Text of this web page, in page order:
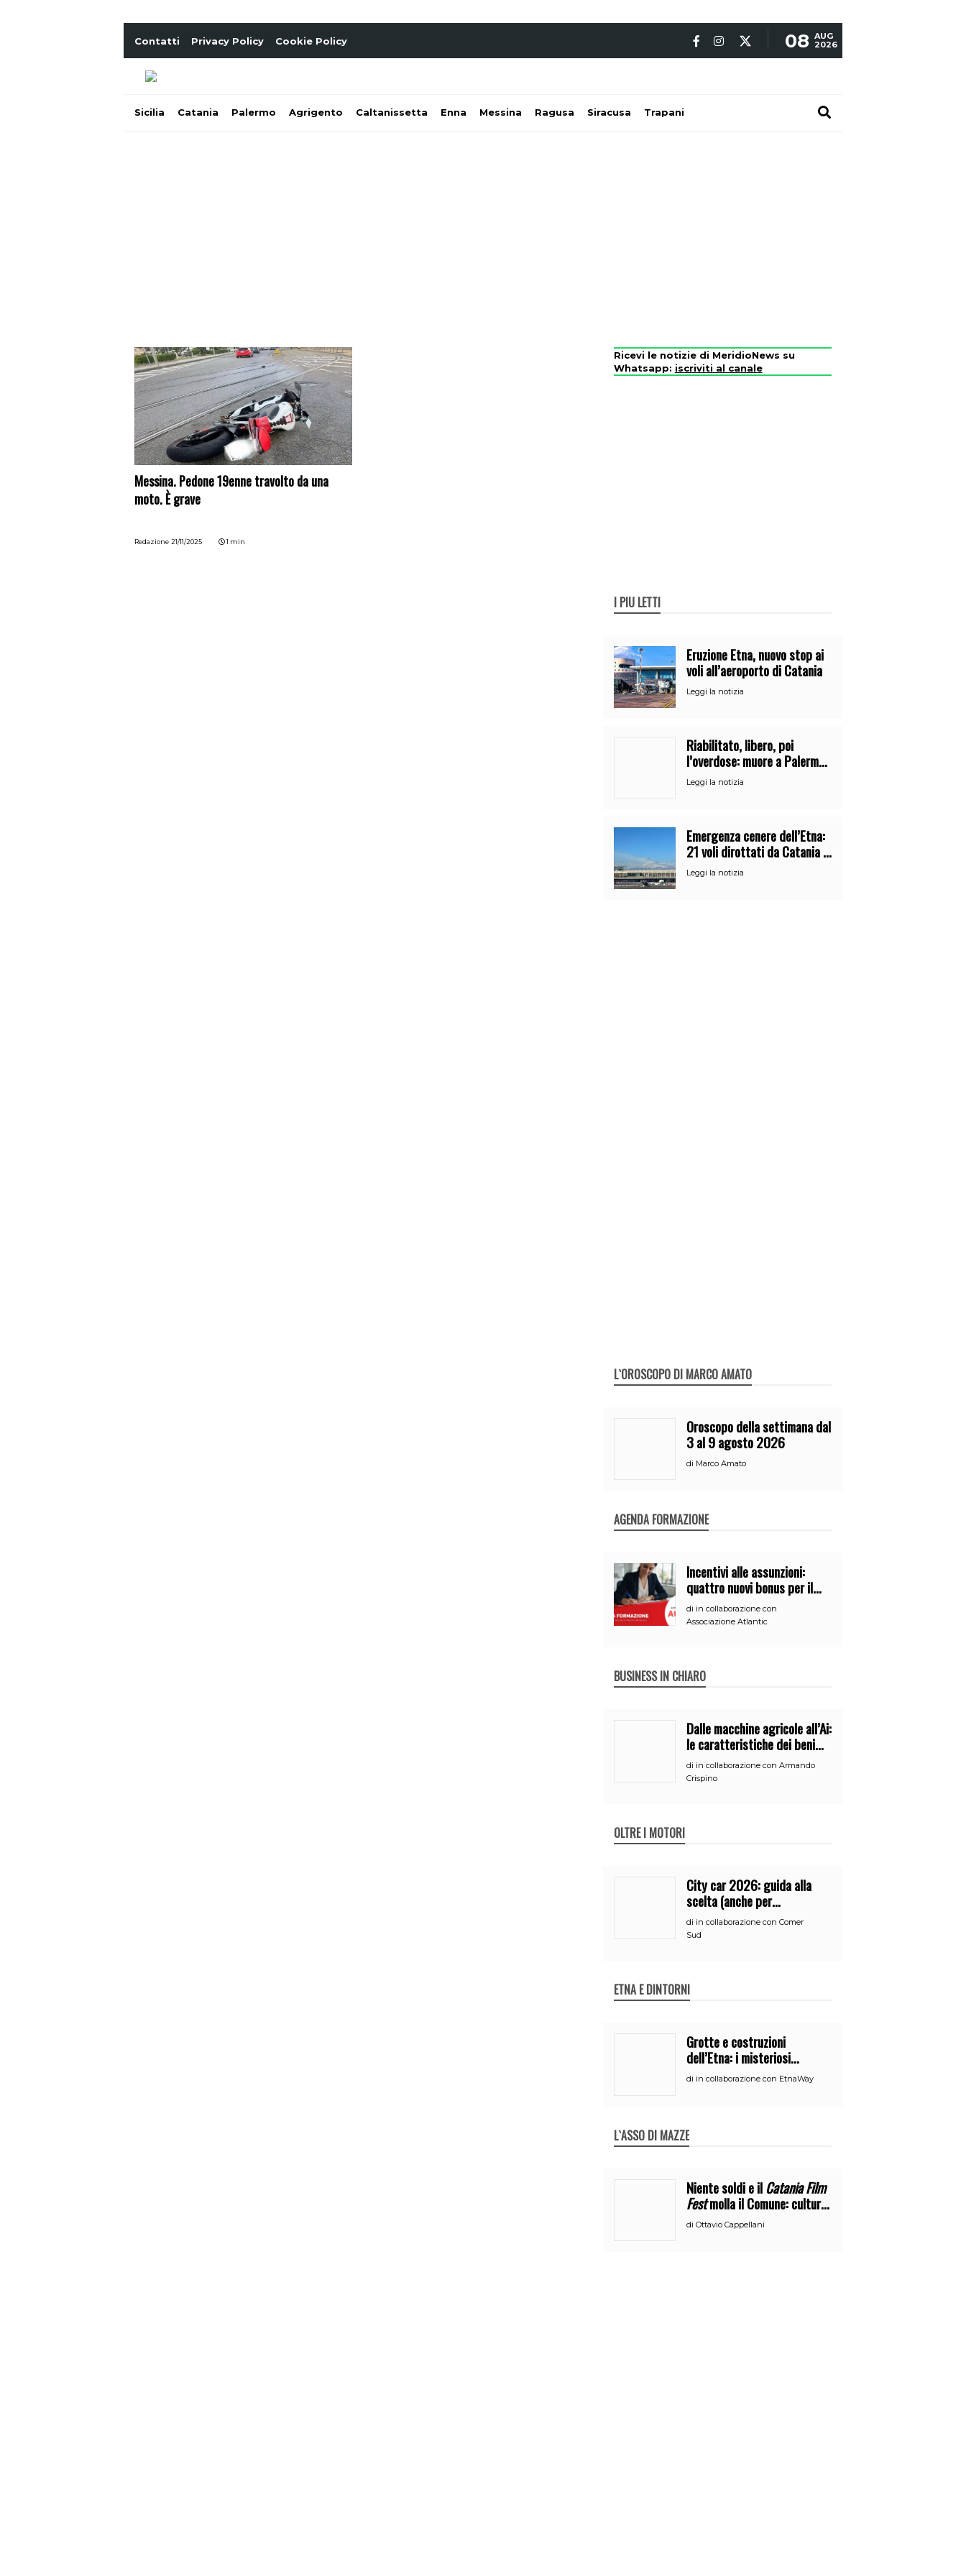
Contatti Privacy Policy Cookie Policy 08 AUG
2026
Sicilia Catania Palermo Agrigento Caltanissetta Enna Messina Ragusa Siracusa Trapani
Messina. Pedone 19enne travolto da una
moto. È grave
Redazione 21/11/2025 1 min
Ricevi le notizie di MeridioNews su
Whatsapp: iscriviti al canale
I PIÙ LETTI
Eruzione Etna, nuovo stop ai
voli all’aeroporto di Catania
Leggi la notizia
Riabilitato, libero, poi
l’overdose: muore a Palermo
un mese dopo l’uscita dalla
comunità
Leggi la notizia
Emergenza cenere dell’Etna:
21 voli dirottati da Catania a
Palermo
Leggi la notizia
L`OROSCOPO DI MARCO AMATO
Oroscopo della settimana dal
3 al 9 agosto 2026
di Marco Amato
AGENDA FORMAZIONE
Incentivi alle assunzioni:
quattro nuovi bonus per il
2026
di in collaborazione con
Associazione Atlantic
BUSINESS IN CHIARO
Dalle macchine agricole all’Ai:
le caratteristiche dei beni
per accedere
all’iperammortamento
di in collaborazione con Armando
Crispino
OLTRE I MOTORI
City car 2026: guida alla
scelta (anche per
neopatentati)
di in collaborazione con Comer
Sud
ETNA E DINTORNI
Grotte e costruzioni
dell’Etna: i misteriosi
nascondigli del vulcano
di in collaborazione con EtnaWay
L`ASSO DI MAZZE
Niente soldi e ilCatania Film
Festmolla il Comune: cultura
o broru di ciciri?
di Ottavio Cappellani